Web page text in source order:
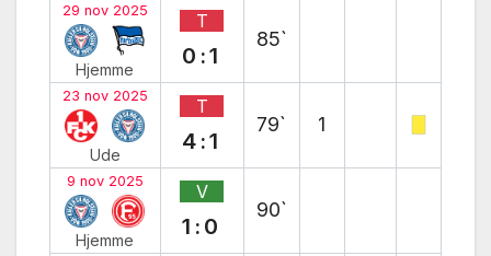
29 nov 2025
Hjemme
T
0:1
85`
23 nov 2025
Ude
T
4:1
79` 1
9 nov 2025
Hjemme
V
1:0
90`